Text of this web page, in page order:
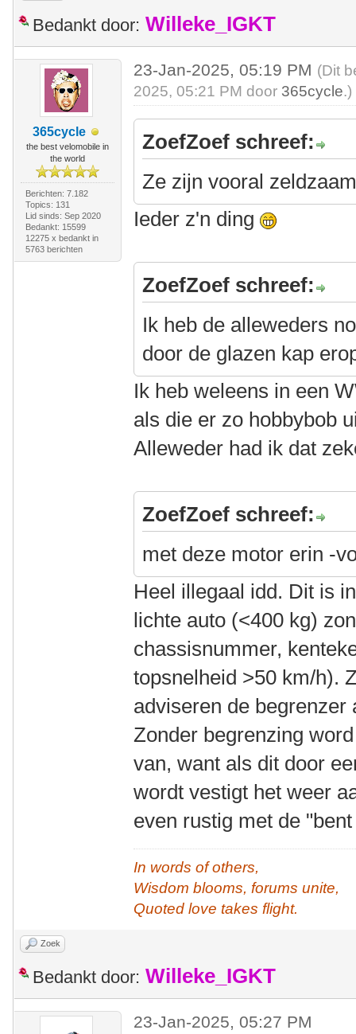
Bedankt door: Willeke_IGKT
365cycle
the best velomobile in
the world
Berichten: 7.182
Topics: 131
Lid sinds: Sep 2020
Bedankt: 15599
12275 x bedankt in
5763 berichten
23-Jan-2025, 05:19 PM (Dit
2025, 05:21 PM door 365cycle.)
ZoefZoef schreef:
Ze zijn vooral
Ieder z'n ding
ZoefZoef schreef:
Ik heb de alleweders
door de glazen kap
Ik heb weleens in een
als die er zo hobbybob
Alleweder had ik dat
ZoefZoef schreef:
met deze motor erin -
Heel illegaal idd. Dit is
lichte auto (<400 kg)
chassisnummer,
topsnelheid >50 km/h).
adviseren de begrenzer
Zonder begrenzing
van, want als dit door
wordt vestigt het weer
even rustig met de
In words of others,
Wisdom blooms, forums unite,
Quoted love takes flight.
Zoek
Bedankt door: Willeke_IGKT
23-Jan-2025, 05:27 PM